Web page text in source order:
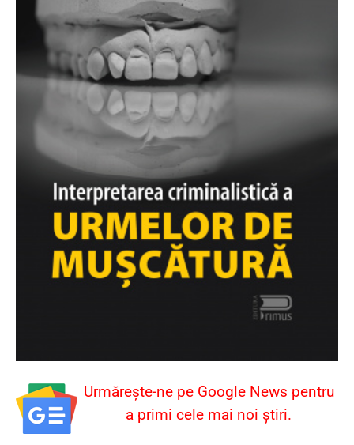
Urmărește-ne pe Google News pentru
a primi cele mai noi știri.